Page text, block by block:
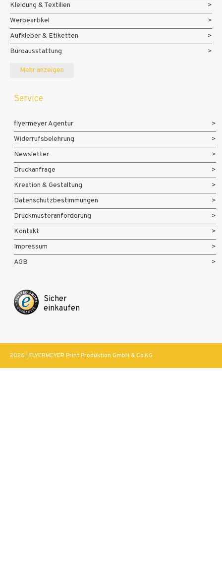
Kleidung & Textilien
Werbeartikel
Aufkleber & Etiketten
Büroausstattung
Messe- und Eventmaterialien
Mehr anzeigen
Service
flyermeyer Agentur
Widerrufsbelehrung
Newsletter
Druckanfrage
Kreation & Gestaltung
Datenschutzbestimmungen
Druckmusteranforderung
Kontakt
Impressum
AGB
Sicher
einkaufen
2026 | FLYERMEYER Print Produktion GmbH & Co.KG